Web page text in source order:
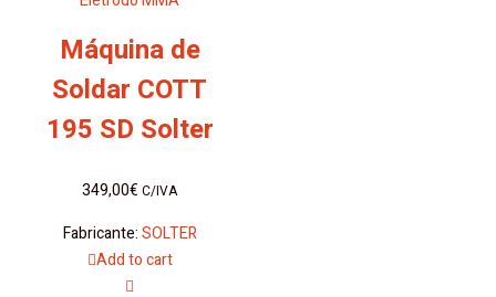
Máquina de
Soldar COTT
195 SD Solter
349,00€ C/IVA
Fabricante:SOLTER
Add to cart